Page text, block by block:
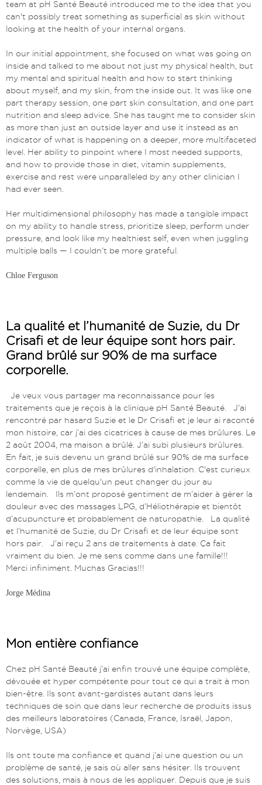
team at pH Santé Beauté introduced me to the idea that you
can't possibly treat something as superficial as skin without
looking at the health of your internal organs.
In our initial appointment, she focused on what was going on
inside and talked to me about not just my physical health, but
my mental and spiritual health and how to start thinking
about myself, and my skin, from the inside out. It was like one
part therapy session, one part skin consultation, and one part
nutrition and sleep advice. She has taught me to consider skin
as more than just an outside layer and use it instead as an
indicator of what is happening on a deeper, more multifaceted
level. Her ability to pinpoint where I most needed supports,
and how to provide those in diet, vitamin supplements,
exercise and rest were unparalleled by any other clinician I
had ever seen.
Her multidimensional philosophy has made a tangible impact
on my ability to handle stress, prioritize sleep, perform under
pressure, and look like my healthiest self, even when juggling
multiple balls — I couldn’t be more grateful.
Chloe Ferguson
La qualité et l’humanité de Suzie, du Dr
Crisafi et de leur équipe sont hors pair.
Grand brûlé sur 90% de ma surface
corporelle.
Je veux vous partager ma reconnaissance pour les
traitements que je reçois à la clinique pH Santé Beauté. J’ai
rencontré par hasard Suzie et le Dr Crisafi et je leur ai raconté
mon histoire, car j’ai des cicatrices à cause de mes brûlures. Le
2 août 2004, ma maison a brûlé. J’ai subi plusieurs brûlures.
En fait, je suis devenu un grand brûlé sur 90% de ma surface
corporelle, en plus de mes brûlures d'inhalation. C'est curieux
comme la vie de quelqu'un peut changer du jour au
lendemain. Ils m’ont proposé gentiment de m’aider à gérer la
douleur avec des massages LPG, d’Héliothérapie et bientôt
d’acupuncture et probablement de naturopathie. La qualité
et l’humanité de Suzie, du Dr Crisafi et de leur équipe sont
hors pair. J’ai reçu 2 ans de traitements à date. Ça fait
vraiment du bien. Je me sens comme dans une famille!!!
Merci infiniment. Muchas Gracias!!!
Jorge Médina
Mon entière confiance
Chez pH Santé Beauté j’ai enfin trouvé une équipe complète,
dévouée et hyper compétente pour tout ce qui a trait à mon
bien-être. Ils sont avant-gardistes autant dans leurs
techniques de soin que dans leur recherche de produits issus
des meilleurs laboratoires (Canada, France, Israël, Japon,
Norvège, USA)
Ils ont toute ma confiance et quand j’ai une question ou un
problème de santé, je sais où aller sans hésiter. Ils trouvent
des solutions, mais à nous de les appliquer. Depuis que je suis